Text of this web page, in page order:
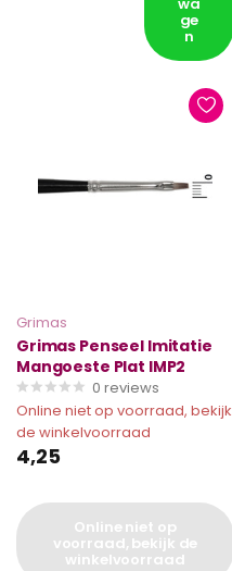
ge
n
Grimas
Grimas Penseel Imitatie
Mangoeste Plat IMP2
0 reviews
Online niet op voorraad, bekijk
de winkelvoorraad
4,25
Online niet op
voorraad, bekijk de
winkelvoorraad